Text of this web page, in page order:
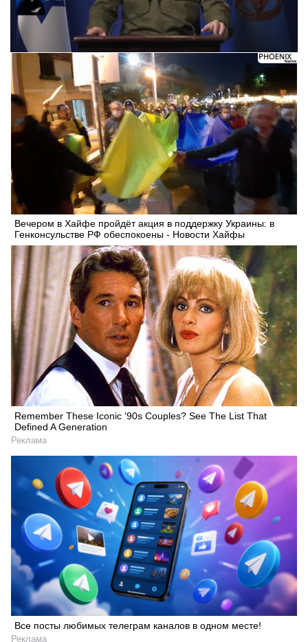
Вечером в Хайфе пройдёт акция в поддержку Украины: в
Генконсульстве РФ обеспокоены - Новости Хайфы
Remember These Iconic '90s Couples? See The List That
Defined A Generation
Реклама
Все посты любимых телеграм каналов в одном месте!
Реклама